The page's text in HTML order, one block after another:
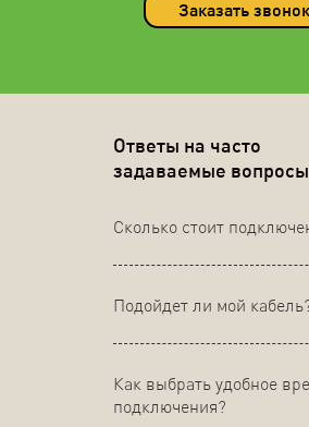
Заказать звонок
Ответы на часто
задаваемые вопросы
Сколько стоит
Подойдет ли мой
Как выбрать удобное
подключения?